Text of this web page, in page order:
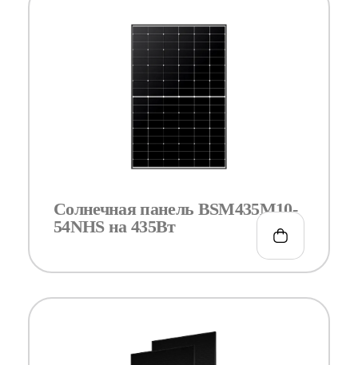
Солнечная панель BSM435M10-
54NHS на 435Вт